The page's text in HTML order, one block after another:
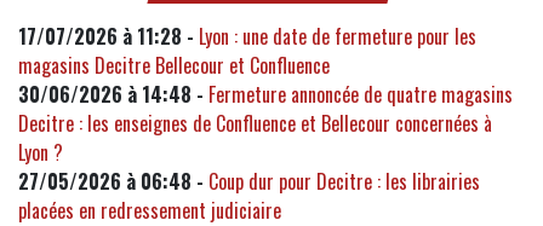
17/07/2026 à 11:28 - Lyon : une date de fermeture pour les
magasins Decitre Bellecour et Confluence
30/06/2026 à 14:48 - Fermeture annoncée de quatre magasins
Decitre : les enseignes de Confluence et Bellecour concernées à
Lyon ?
27/05/2026 à 06:48 - Coup dur pour Decitre : les librairies
placées en redressement judiciaire